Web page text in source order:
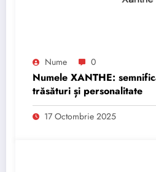
Nume 0
Numele XANTHE:
trăsături și personalitate
17 Octombrie 2025